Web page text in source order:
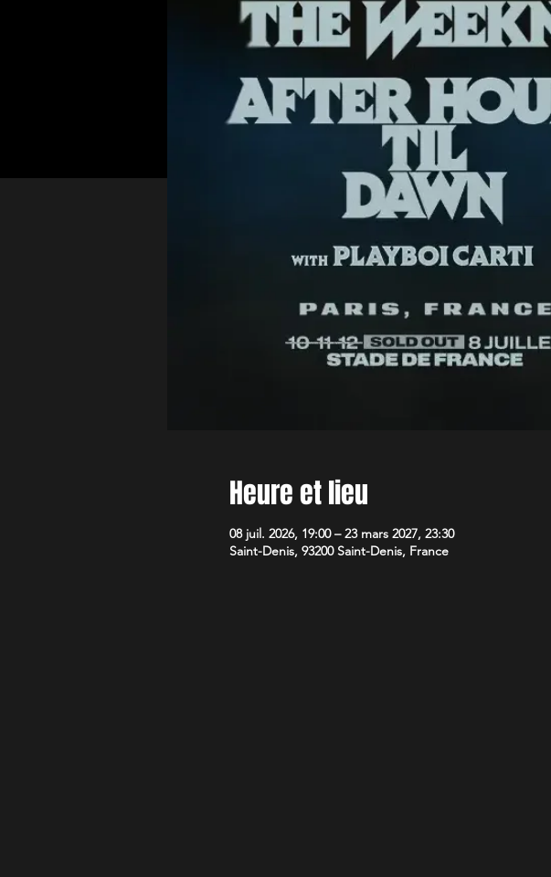
Heure et lieu
08 juil. 2026, 19:00 – 23 mars 2027, 23:30
Saint-Denis, 93200 Saint-Denis, France